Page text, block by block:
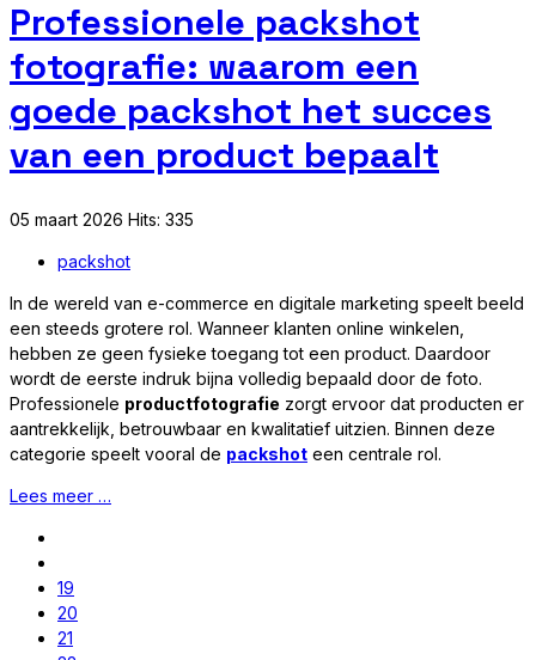
Professionele packshot
fotografie: waarom een
goede packshot het succes
van een product bepaalt
05 maart 2026 Hits: 335
packshot
In de wereld van e-commerce en digitale marketing speelt beeld
een steeds grotere rol. Wanneer klanten online winkelen,
hebben ze geen fysieke toegang tot een product. Daardoor
wordt de eerste indruk bijna volledig bepaald door de foto.
Professionele productfotografie zorgt ervoor dat producten er
aantrekkelijk, betrouwbaar en kwalitatief uitzien. Binnen deze
categorie speelt vooral de packshot een centrale rol.
Lees meer …
19
20
21